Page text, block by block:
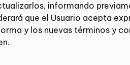
informando
que el Usuario acepta
y los nuevas términos y